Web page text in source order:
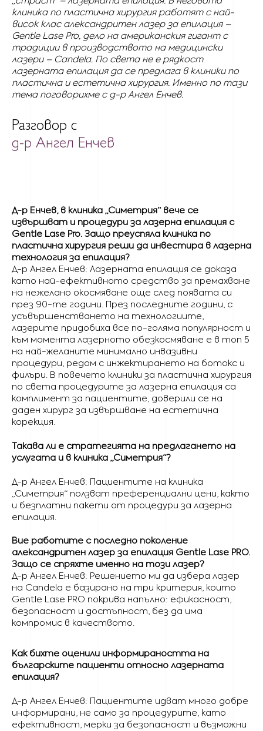
клиника по пластична хирургия работят с най-
висок клас александритен лазер за епилация –
Gentle Lase Pro, дело на американския гигант с
традиции в производството на медицински
лазери – Candela. По света не е рядкост
лазерната епилация да се предлага в клиники по
пластична и естетична хирургия. Именно по тази
тема поговорихме с д-р Ангел Енчев.
Разговор с
д-р Ангел Енчев
Д-р Енчев, в клиника „Симетрия“ вече се
извършват и процедури за лазерна епилация с
Gentle Lase Pro. Защо преуспяла клиника по
пластична хирургия реши да инвестира в лазерна
технология за епилация?
Д-р Ангел Енчев: Лазерната епилация се доказа
като най-ефективното средство за премахване
на нежелано окосмяване още след появата си
през 90-те години. През последните години, с
усъвършенстването на технологиите,
лазерите придобиха все по-голяма популярност и
към момента лазерното обезкосмяване е в топ 5
на най-желаните минимално инвазивни
процедури, редом с инжектирането на ботокс и
филъри. В повечето клиники за пластична хирургия
по света процедурите за лазерна епилация са
комплимент за пациентите, доверили се на
даден хирург за извършване на естетична
корекция.
Такава ли е стратегията на предлагането на
услугата и в клиника „Симетрия“?
Д-р Ангел Енчев: Пациентите на клиника
„Симетрия“ ползват преференциални цени, както
и безплатни пакети от процедури за лазерна
епилация.
Вие работите с последно поколение
александритен лазер за епилация Gentle Lase PRO.
Защо се спряхте именно на този лазер?
Д-р Ангел Енчев: Решението ми да избера лазер
на Candela е базирано на три критерия, които
Gentle Lase PRO покрива напълно: ефикасност,
безопасност и достъпност, без да има
компромис в качеството.
Как бихте оценили информираността на
българските пациенти относно лазерната
епилация?
Д-р Ангел Енчев: Пациентите идват много добре
информирани, не само за процедурите, като
ефективност, мерки за безопасност и възможни